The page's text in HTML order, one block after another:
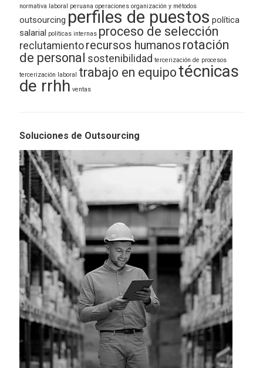
normativa laboral peruana operaciones organización y métodos
outsourcing perfiles de puestos política
salarial políticas internas proceso de selección
reclutamiento recursos humanos rotación
de personal sostenibilidad tercerización de procesos
tercerización laboral trabajo en equipotécnicas
de rrhh ventas
Soluciones de Outsourcing